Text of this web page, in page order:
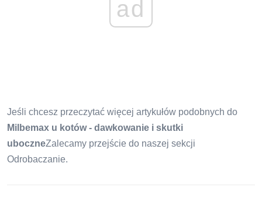
ad
Jeśli chcesz przeczytać więcej artykułów podobnych do
Milbemax u kotów - dawkowanie i skutki
uboczneZalecamy przejście do naszej sekcji
Odrobaczanie.